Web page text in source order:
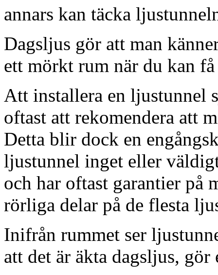
annars kan täcka
Dagsljus gör att man
ett mörkt rum när du kan
Att installera en ljustunnel
oftast att rekomendera att
Detta blir dock en
ljustunnel inget eller
och har oftast garantier på
rörliga delar på de flesta
Inifrån rummet ser
att det är äkta dagsljus,